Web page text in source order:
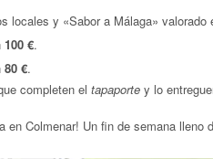
locales y «Sabor a Málaga» valorado
100 €.
80 €.
completen el tapaporte y lo
en Colmenar! Un fin de semana lleno